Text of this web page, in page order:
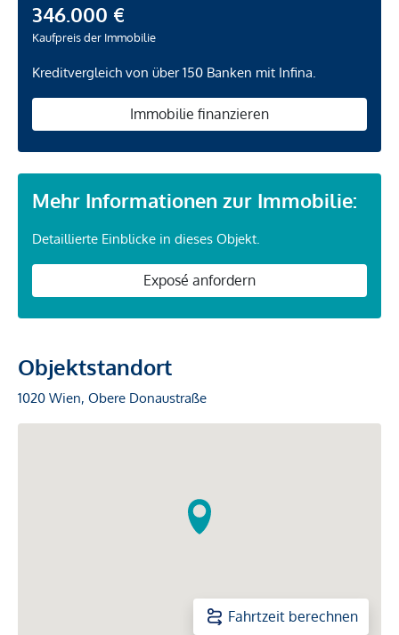
346.000 €
Kaufpreis der Immobilie
Kreditvergleich von über 150 Banken mit Infina.
Immobilie finanzieren
Mehr Informationen zur Immobilie:
Detaillierte Einblicke in dieses Objekt.
Exposé anfordern
Objektstandort
1020 Wien, Obere Donaustraße
Fahrtzeit berechnen